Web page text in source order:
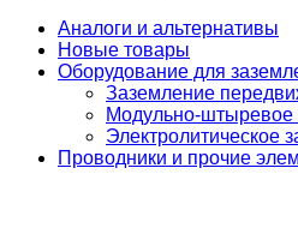
Аналоги и альтернативы
Новые товары
Оборудование для
Заземление
Модульно-штыревое
Электролитическое
Проводники и прочие